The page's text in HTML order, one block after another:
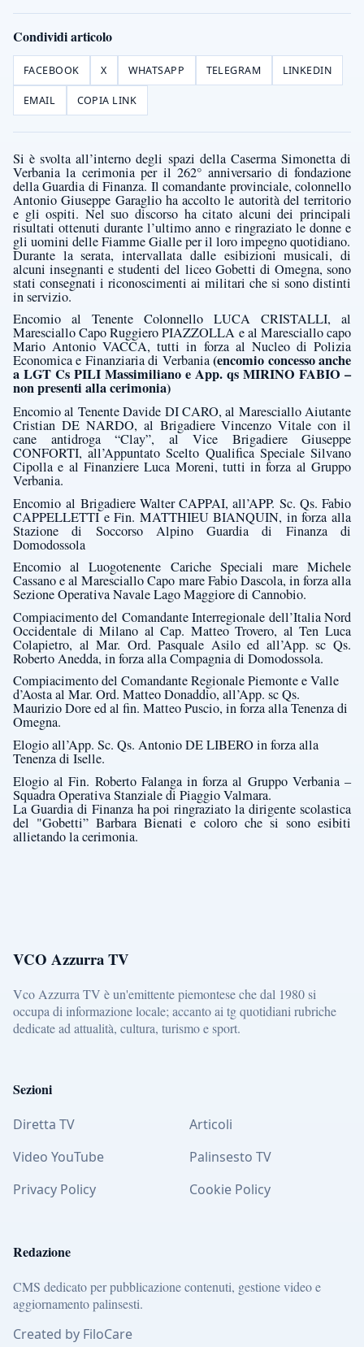
Condividi articolo
FACEBOOK X WHATSAPP TELEGRAM LINKEDIN
EMAIL COPIA LINK
Si è svolta all’interno degli spazi della Caserma Simonetta di
Verbania la cerimonia per il 262° anniversario di fondazione
della Guardia di Finanza. Il comandante provinciale, colonnello
Antonio Giuseppe Garaglio ha accolto le autorità del territorio
e gli ospiti. Nel suo discorso ha citato alcuni dei principali
risultati ottenuti durante l’ultimo anno e ringraziato le donne e
gli uomini delle Fiamme Gialle per il loro impegno quotidiano.
Durante la serata, intervallata dalle esibizioni musicali, di
alcuni insegnanti e studenti del liceo Gobetti di Omegna, sono
stati consegnati i riconoscimenti ai militari che si sono distinti
in servizio.
Encomio al Tenente Colonnello LUCA CRISTALLI, al
Maresciallo Capo Ruggiero PIAZZOLLA e al Maresciallo capo
Mario Antonio VACCA, tutti in forza al Nucleo di Polizia
Economica e Finanziaria di Verbania(encomio concesso anche
a LGT Cs PILI Massimiliano e App. qs MIRINO FABIO –
non presenti alla cerimonia)
Encomio al TenenteDavide DI CARO, al Maresciallo Aiutante
Cristian DE NARDO, al Brigadiere Vincenzo Vitale con il
cane antidroga “Clay”, al Vice Brigadiere Giuseppe
CONFORTI, all’Appuntato Scelto Qualifica Speciale Silvano
Cipolla e al Finanziere Luca Moreni, tutti in forza al Gruppo
Verbania.
Encomio al Brigadiere Walter CAPPAI, all’APP. Sc. Qs. Fabio
CAPPELLETTI e Fin. MATTHIEU BIANQUIN, in forza alla
Stazione di Soccorso Alpino Guardia di Finanza di
Domodossola
Encomio al Luogotenente Cariche Speciali mare Michele
Cassano e al Maresciallo Capo mare Fabio Dascola, in forza alla
Sezione Operativa Navale Lago Maggiore di Cannobio.
Compiacimento del Comandante Interregionale dell’Italia Nord
Occidentale di Milano al Cap. Matteo Trovero, al Ten Luca
Colapietro, al Mar. Ord. Pasquale Asilo ed all’App. sc Qs.
Roberto Anedda, in forza alla Compagnia di Domodossola.
Compiacimento del Comandante Regionale Piemonte e Valle
d’Aosta al Mar. Ord. Matteo Donaddio, all’App. sc Qs.
Maurizio Dore ed al fin. Matteo Puscio, in forza alla Tenenza di
Omegna.
Elogio all’App. Sc. Qs. Antonio DE LIBERO in forza alla
Tenenza di Iselle.
Elogio al Fin. Roberto Falanga in forza al Gruppo Verbania –
Squadra Operativa Stanziale di Piaggio Valmara.
La Guardia di Finanza ha poi ringraziato la dirigente scolastica
del "Gobetti” Barbara Bienati e coloro che si sono esibiti
allietando la cerimonia.
VCO Azzurra TV
Vco Azzurra TV è un'emittente piemontese che dal 1980 si
occupa di informazione locale; accanto ai tg quotidiani rubriche
dedicate ad attualità, cultura, turismo e sport.
Sezioni
Diretta TV
Articoli
Video YouTube
Palinsesto TV
Privacy Policy
Cookie Policy
Redazione
CMS dedicato per pubblicazione contenuti, gestione video e
aggiornamento palinsesti.
Created by FiloCare